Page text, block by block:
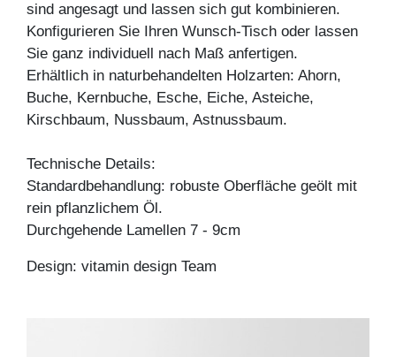
sind angesagt und lassen sich gut kombinieren.
Konfigurieren Sie Ihren Wunsch-Tisch oder lassen
Sie ganz individuell nach Maß anfertigen.
Erhältlich in naturbehandelten Holzarten: Ahorn,
Buche, Kernbuche, Esche, Eiche, Asteiche,
Kirschbaum, Nussbaum, Astnussbaum.
Technische Details:
Standardbehandlung: robuste Oberfläche geölt mit
rein pflanzlichem Öl.
Durchgehende Lamellen 7 - 9cm
Design: vitamin design Team